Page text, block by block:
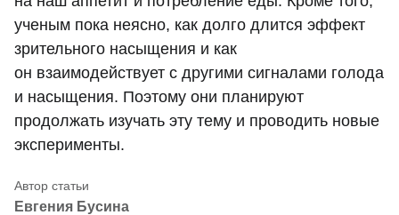
ученым пока неясно, как долго длится эффект
зрительного насыщения и как
он взаимодействует с другими сигналами голода
и насыщения. Поэтому они планируют
продолжать изучать эту тему и проводить новые
эксперименты.
Евгения Бусина